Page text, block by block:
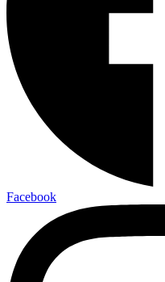
Facebook